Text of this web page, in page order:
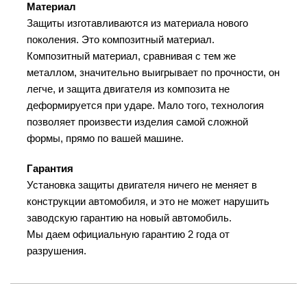
Материал
Защиты изготавливаются из материала нового
поколения. Это композитный материал.
Композитный материал, сравнивая с тем же
металлом, значительно выигрывает по прочности, он
легче, и защита двигателя из композита не
деформируется при ударе. Мало того, технология
позволяет произвести изделия самой сложной
формы, прямо по вашей машине.
Гарантия
Установка защиты двигателя ничего не меняет в
конструкции автомобиля, и это не может нарушить
заводскую гарантию на новый автомобиль.
Мы даем официальную гарантию 2 года от
разрушения.